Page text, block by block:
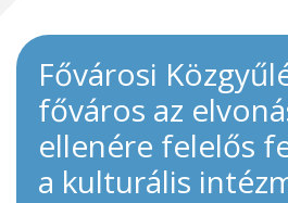
Fővárosi
főváros az
ellenére felelős
a kulturális